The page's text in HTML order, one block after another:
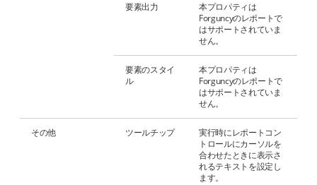
要素出力
本プロパティは
Forguncyのレポートで
はサポートされていま
せん。
要素のスタイ
ル
本プロパティは
Forguncyのレポートで
はサポートされていま
せん。
その他 ツールチップ
実行時にレポートコン
トロールにカーソルを
合わせたときに表示さ
れるテキストを設定し
ます。